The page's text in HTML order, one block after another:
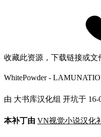
收藏此资源，下载链接或文
WhitePowder -
由 大书库汉化组 开坑于 16-
本补丁由 VN视觉小说汉化